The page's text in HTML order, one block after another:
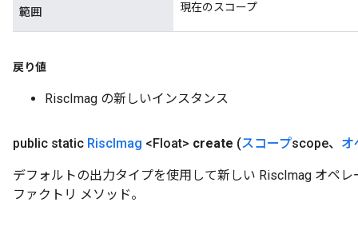
範囲 現在のスコープ
戻り値
RiscImag の新しいインスタンス
public static RiscImag <Float> create (スコープscope、 オ
デフォルトの出力タイプを使用して新しい RiscImag オペ
ファクトリ メソッド。